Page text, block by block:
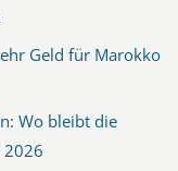
Geld für Marokko
Wo bleibt die
2026